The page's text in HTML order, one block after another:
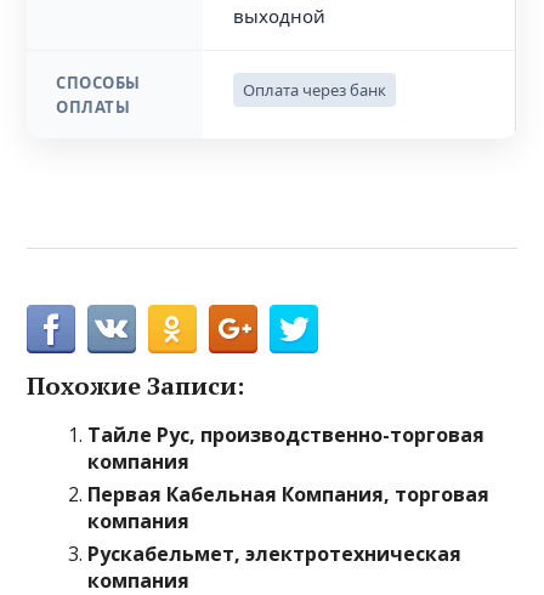
выходной
СПОСОБЫ
ОПЛАТЫ
Оплата через банк
Похожие Записи:
Тайле Рус, производственно-торговая
компания
Первая Кабельная Компания, торговая
компания
Рускабельмет, электротехническая
компания